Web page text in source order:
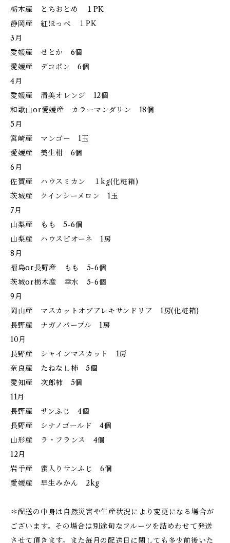
栃木産 とちおとめ １PK
静岡産 紅ほっぺ １PK
3月
愛媛産 せとか 6個
愛媛産 デコポン 6個
4月
愛媛産 清美オレンジ 12個
和歌山or愛媛産 カラーマンダリン 18個
5月
宮崎産 マンゴー 1玉
愛媛産 美生柑 6個
6月
佐賀産 ハウスミカン １kg(化粧箱)
茨城産 クインシーメロン 1玉
7月
山梨産 もも 5-6個
山梨産 ハウスピオーネ 1房
8月
福島or長野産 もも 5-6個
茨城or栃木産 幸水 5-6個
9月
岡山産 マスカットオブアレキサンドリア 1房(化粧箱)
長野産 ナガノパープル 1房
10月
長野産 シャインマスカット 1房
奈良産 たねなし柿 5個
愛知産 次郎柿 5個
11月
長野産 サンふじ 4個
長野産 シナノゴールド 4個
山形産 ラ・フランス 4個
12月
岩手産 蜜入りサンふじ 6個
愛媛産 早生みかん 2kg
＊配送の中身は自然災害や生産状況により変更になる場合が
ございます。その場合は別途旬なフルーツを詰めわせて発送
させて頂きます。また毎月の配送日に関しても多少前後いた